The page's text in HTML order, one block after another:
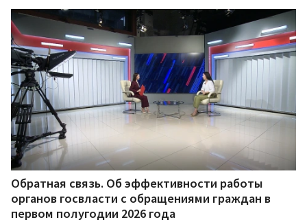
Обратная связь. Об эффективности работы
органов госвласти с обращениями граждан в
первом полугодии 2026 года